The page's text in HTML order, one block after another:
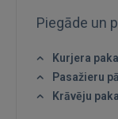
Ienākt
Piegāde un
Kurjera
Pasažieru
Krāvēju